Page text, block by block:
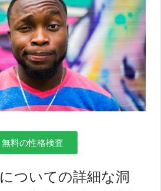
無料の性格検査
ついての詳細な洞